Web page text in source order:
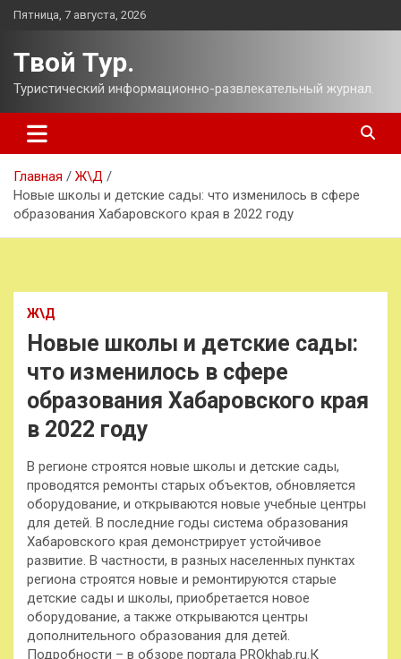
Перейти
Пятница, 7 августа, 2026
Твой Тур.
Туристический информационно-развлекательный журнал.
Главная
Ж\Д
Новые школы и детские сады: что изменилось в сфере
образования Хабаровского края в 2022 году
Ж\Д
Новые школы и детские сады:
что изменилось в сфере
образования Хабаровского края
в 2022 году
В регионе строятся новые школы и детские сады,
проводятся ремонты старых объектов, обновляется
оборудование, и открываются новые учебные центры
для детей. В последние годы система образования
Хабаровского края демонстрирует устойчивое
развитие. В частности, в разных населенных пунктах
региона строятся новые и ремонтируются старые
детские сады и школы, приобретается новое
оборудование, а также открываются центры
дополнительного образования для детей.
Подробности – в обзоре портала PROkhab.ru.К